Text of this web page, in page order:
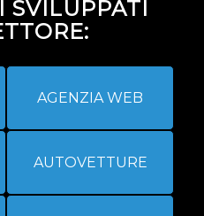
SVILUPPATI
AGENZIA WEB
AUTOVETTURE